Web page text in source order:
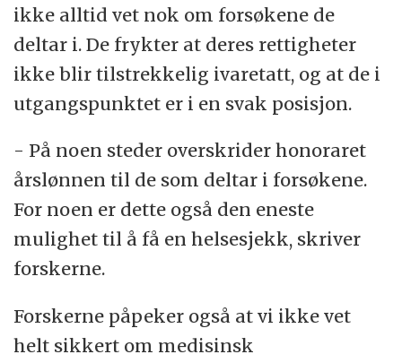
ikke alltid vet nok om forsøkene de
deltar i. De frykter at deres rettigheter
ikke blir tilstrekkelig ivaretatt, og at de i
utgangspunktet er i en svak posisjon.
- På noen steder overskrider honoraret
årslønnen til de som deltar i forsøkene.
For noen er dette også den eneste
mulighet til å få en helsesjekk, skriver
forskerne.
Forskerne påpeker også at vi ikke vet
helt sikkert om medisinsk